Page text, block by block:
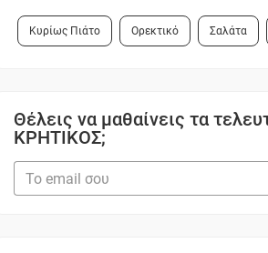
Κυρίως Πιάτο Ορεκτικό Σαλάτα
Θέλεις να μαθαίνεις τα
ΚΡΗΤΙΚΟΣ;